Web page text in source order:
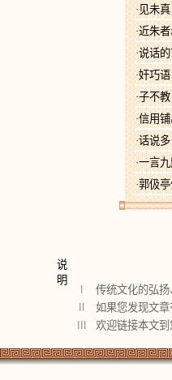
·见未
·近朱
·说话
·奸巧
·子不
·信用
·话说
·一言
·郭伋
说
明
传统文化的弘扬
如果您发现文章
欢迎链接本文到